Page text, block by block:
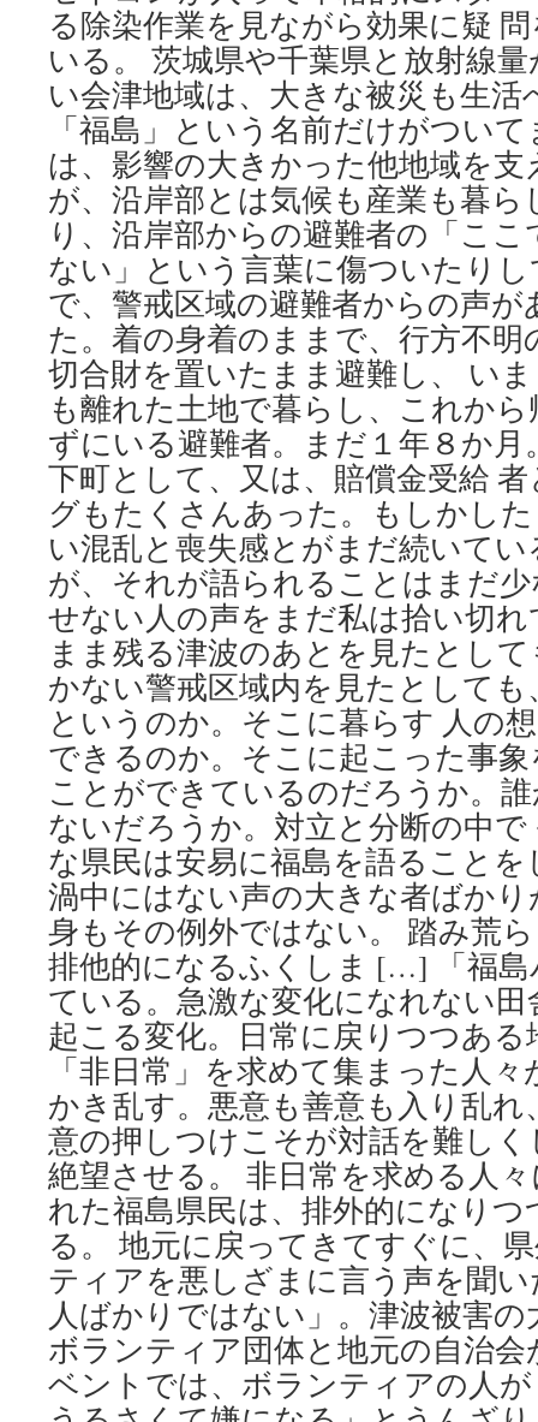
る除染作業を見ながら効果に疑
いる。 茨城県や千葉県と放射線
い会津地域は、大きな被災も生
「福島」という名前だけがつい
は、影響の大きかった他地域を
が、沿岸部とは気候も産業も暮
り、沿岸部からの避難者の「こ
ない」という言葉に傷ついたり
で、警戒区域の避難者からの声
た。着の身着のままで、行方不明
切合財を置いたまま避難し、 い
も離れた土地で暮らし、これか
ずにいる避難者。まだ１年８か
下町として、又は、賠償金受給
グもたくさんあった。もしかし
い混乱と喪失感とがまだ続いて
が、それが語られることはまだ
せない人の声をまだ私は拾い切
まま残る津波のあとを見たとし
かない警戒区域内を見たとして
というのか。そこに暮らす 人の
できるのか。そこに起こった事
ことができているのだろうか。
ないだろうか。対立と分断の中
な県民は安易に福島を語ること
渦中にはない声の大きな者ばか
身もその例外ではない。 踏み荒
排他的になるふくしま […] 「福
ている。急激な変化になれない
起こる変化。日常に戻りつつあ
「非日常」を求めて集まった人
かき乱す。悪意も善意も入り乱れ
意の押しつけこそが対話を難し
絶望させる。 非日常を求める人
れた福島県民は、排外的になり
る。 地元に戻ってきてすぐに、
ティアを悪しざまに言う声を聞
人ばかりではない」。津波被害
ボランティア団体と地元の自治
ベントでは、ボランティアの人